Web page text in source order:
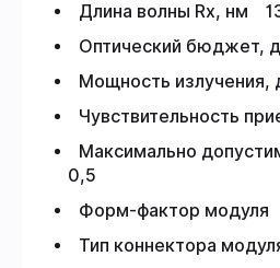
Длина волны Rx, нм
Оптический бюджет,
Мощность
Чувствительность
Максимально
0,5
Форм-фактор модуля
Тип коннектора